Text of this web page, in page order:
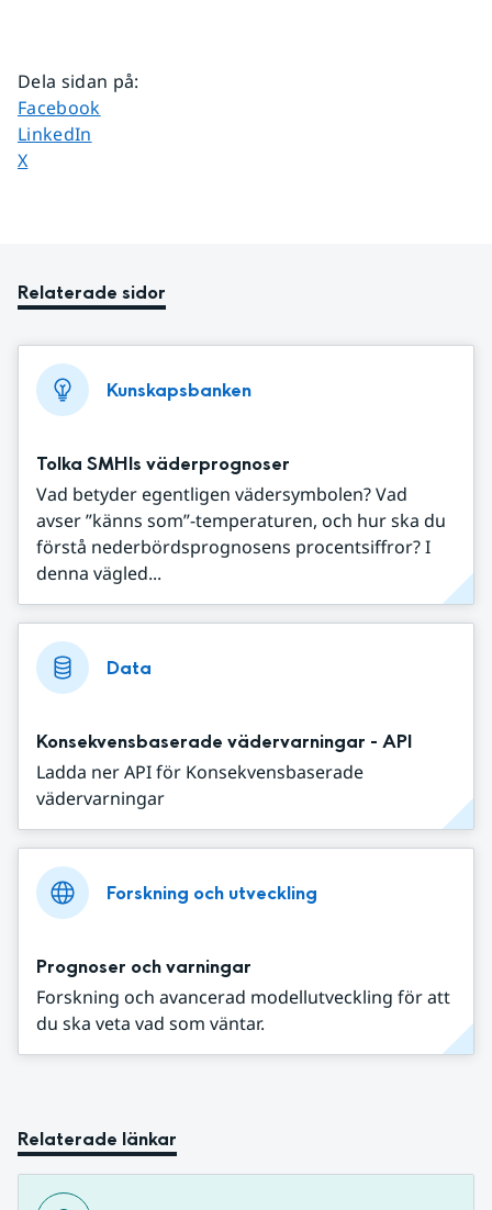
Dela sidan på:
Dela sidan på
Facebook
Dela sidan på
LinkedIn
Dela sidan på
X
Relaterade sidor
Kunskapsbanken
Tolka SMHIs väderprognoser
Vad betyder egentligen vädersymbolen? Vad
avser ”känns som”-temperaturen, och hur ska du
förstå nederbördsprognosens procentsiffror? I
denna vägled...
Data
Konsekvensbaserade vädervarningar - API
Ladda ner API för Konsekvensbaserade
vädervarningar
Forskning och utveckling
Prognoser och varningar
Forskning och avancerad modellutveckling för att
du ska veta vad som väntar.
Relaterade länkar